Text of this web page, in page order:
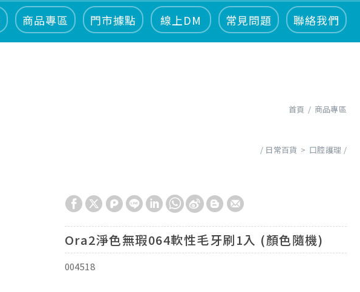
商品專區 門市據點 線上DM 常見問題 聯絡我們
首頁 商品專區
日常百貨 口腔護理
Ora2淨色無瑕064軟性毛牙刷1入 (顏色隨機)
004518